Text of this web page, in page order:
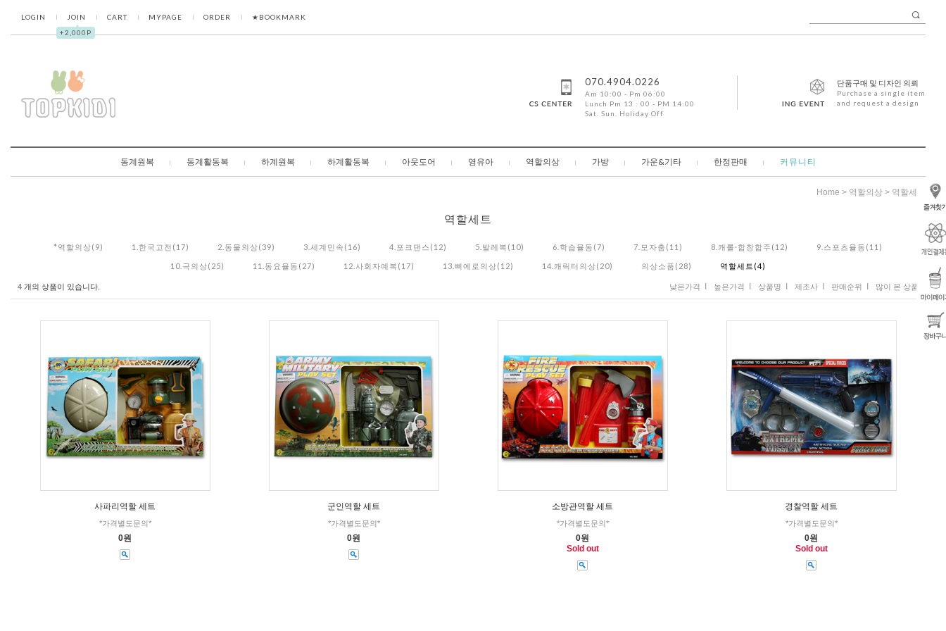
LOGIN
JOIN
▲
+2,000P
CART MYPAGE ORDER ★BOOKMARK
단품구매 및 디자인 의뢰
Purchase a single item
and request a design
070.4904.0226
Am 10:00 - Pm 06:00
Lunch Pm 13 : 00 - PM 14:00
Sat. Sun. Holiday Off
동계원복 동계활동복 하계원복 하계활동복 아웃도어 영유아 역할의상 가방 가운&기타 한정판매 커뮤니티
Home > 역할의상 > 역할세트
역할세트
*역할의상(9) 1.한국고전(17) 2.동물의상(39) 3.세계민속(16) 4.포크댄스(12) 5.발레복(10) 6.학습율동(7) 7.모자춤(11) 8.캐롤·합창합주(12) 9.스포츠율동(11)
10.극의상(25) 11.동요율동(27) 12.사회자예복(17) 13.삐에로의상(12) 14.캐릭터의상(20) 의상소품(28) 역할세트(4)
4 개의 상품이 있습니다. 낮은가격 높은가격 상품명 제조사 판매순위 많이 본 상품
사파리역할 세트
*가격별도문의*
0원
군인역할 세트
*가격별도문의*
0원
소방관역할 세트
*가격별도문의*
0원
Sold out
경찰역할 세트
*가격별도문의*
0원
Sold out